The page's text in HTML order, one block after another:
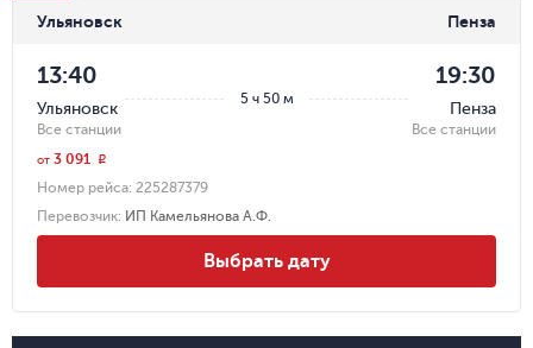
Ульяновск Пенза
5 ч 50 м
13:40
Ульяновск
Все станции
19:30
Пенза
Все станции
Номер рейса: 225287379
Перевозчик: ИП Камельянова А.Ф.
от 3 091 r
Выбрать дату